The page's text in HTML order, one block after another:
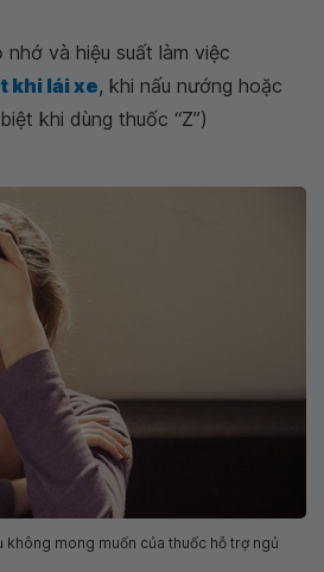
và hiệu suất làm việc
khi lái xe, khi nấu nướng hoặc
khi dùng thuốc “Z”)
không mong muốn của thuốc hỗ trợ ngủ